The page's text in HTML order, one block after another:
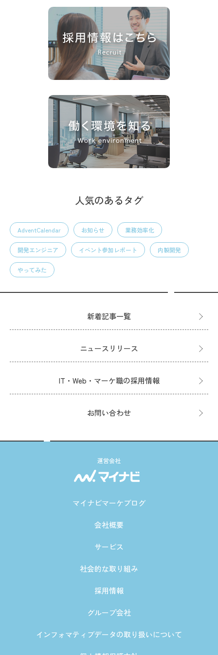
人気のあるタグ
AdventCalendar お知らせ 業務効率化
開発エンジニア イベント参加レポート 内製開発
やってみた
新着記事一覧
ニュースリリース
IT・Web・マーケ職の採用情報
お問い合わせ
運営会社
マイナビマーケブログ
会社概要
サービス
社会的な取り組み
採用情報
グループ会社
インフォマティブデータの取り扱いについて